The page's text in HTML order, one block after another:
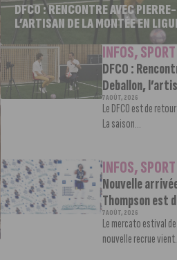
DFCO : RENCONTRE AVEC
L’ARTISAN DE LA MONTÉE EN
INFOS,SPORT
DFCO :
Deballon,
7 AOÛT, 2026
Le DFCO est de
La saison...
INFOS,SPORT
Nouvelle
Thompson est
7 AOÛT, 2026
Le mercato estival de
nouvelle recrue